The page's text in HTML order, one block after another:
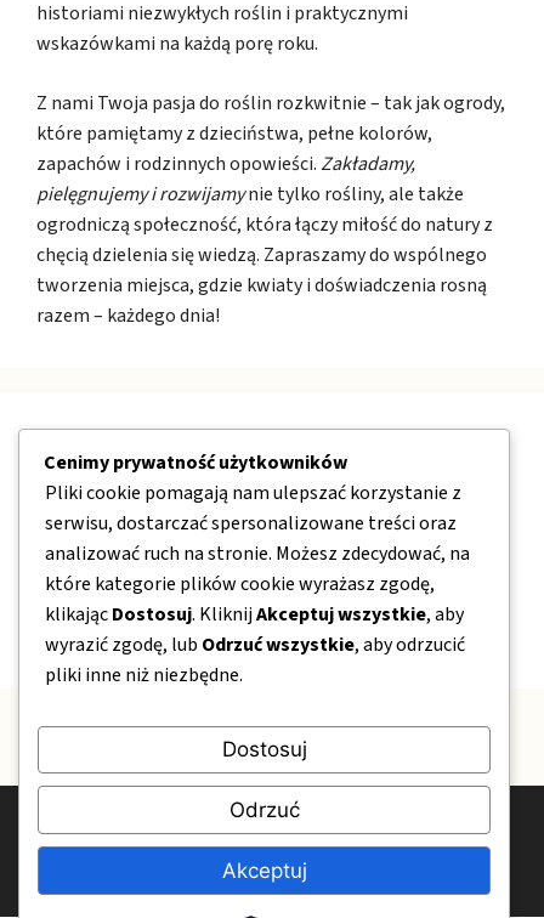
historiami niezwykłych roślin i praktycznymi
wskazówkami na każdą porę roku.
Z nami Twoja pasja do roślin rozkwitnie – tak jak ogrody,
które pamiętamy z dzieciństwa, pełne kolorów,
zapachów i rodzinnych opowieści.Zakładamy,
pielęgnujemy i rozwijamynie tylko rośliny, ale także
ogrodniczą społeczność, która łączy miłość do natury z
chęcią dzielenia się wiedzą. Zapraszamy do wspólnego
tworzenia miejsca, gdzie kwiaty i doświadczenia rosną
razem – każdego dnia!
O nas
Kontakt
Mapa strony
Polityka prywatności
© 2026 OgrodPelenKwiatow.pl
Polityka prywatnościKontakt
Cenimy prywatność użytkowników
Pliki cookie pomagają nam ulepszać korzystanie z
serwisu, dostarczać spersonalizowane treści oraz
analizować ruch na stronie. Możesz zdecydować, na
które kategorie plików cookie wyrażasz zgodę,
klikającDostosuj. KliknijAkceptuj wszystkie, aby
wyrazić zgodę, lub Odrzuć wszystkie, aby odrzucić
pliki inne niż niezbędne.
Dostosuj
Odrzuć
Akceptuj